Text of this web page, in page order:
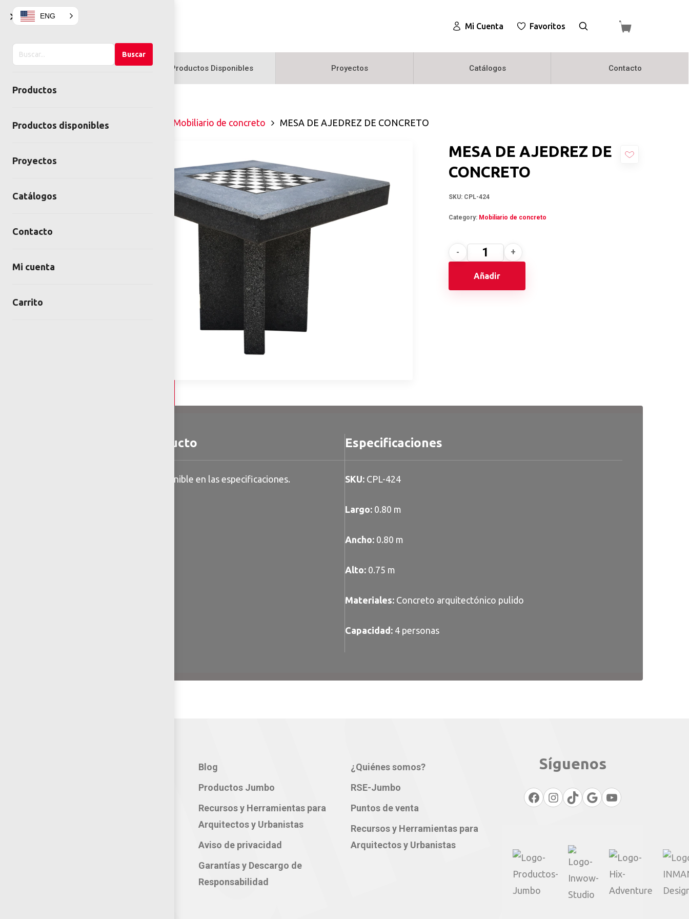
Mi Cuenta Favoritos
Productos Productos Disponibles Proyectos Catálogos Contacto
Home Mobiliario Urbano Mobiliario de concreto MESA DE AJEDREZ DE CONCRETO
MESA DE AJEDREZ DE
CONCRETO
SKU: CPL-424
Category: Mobiliario de concreto
Añadir
Detalles del producto
Información general disponible en las especificaciones.
Especificaciones
SKU:CPL-424
Largo:0.80 m
Ancho:0.80 m
Alto:0.75 m
Materiales:Concreto arquitectónico pulido
Capacidad:4 personas
Blog
Productos Jumbo
Recursos y Herramientas para
Arquitectos y Urbanistas
Aviso de privacidad
Garantías y Descargo de
Responsabilidad
¿Quiénes somos?
RSE-Jumbo
Puntos de venta
Recursos y Herramientas para
Arquitectos y Urbanistas
Síguenos
Facebook
Instagram
TikTok
GoogleYouTube
×
Buscar
en
Buscar
Productos
Productos disponibles
Proyectos
Catálogos
Contacto
Mi cuenta
Carrito
ENG